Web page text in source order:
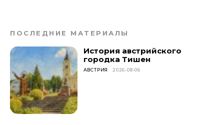
ПОСЛЕДНИЕ МАТЕРИАЛЫ
История австрийского
городка Тишен
АВСТРИЯ 2026-08-06